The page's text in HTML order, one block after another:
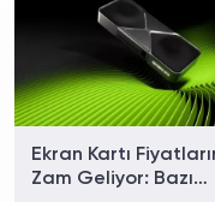
Ekran Kartı
Zam Geliyor: Bazı